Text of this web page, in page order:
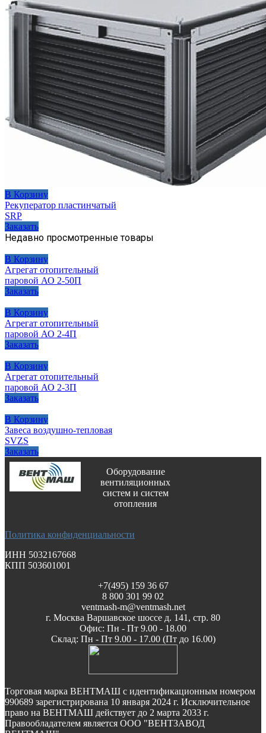
В Корзину
Рекуператор пластинчатый
SRP
Заказать
Недавно просмотренные товары
В Корзину
Агрегат отопительный
паровой АО 2-50П
Заказать
В Корзину
Агрегат отопительный
паровой АО 2-4П
Заказать
В Корзину
Агрегат отопительный
паровой АО 2-3П
Заказать
В Корзину
Завеса воздушно-тепловая
SVZS
Заказать
Оборудование
вентиляционных
систем и систем
отопления
Политика конфиденциальности
ИНН 5032167668
КПП 503601001
+7(495) 159 36 67
8 800 301 99 02
ventmash-m@ventmash.net
г. Москва Варшавское шоссе д. 141, стр. 80
Офис: Пн - Пт 9.00 - 18.00
Склад: Пн - Пт 9.00 - 17.00 (Пт до 16.00)
Торговая марка ВЕНТМАШ с идентификационным номером
990689 зарегистрирована 10 января 2024 г. Исключительное
право на ВЕНТМАШ действует до 2 марта 2033 г.
Правообладателем является ООО "ВЕНТЗАВОД